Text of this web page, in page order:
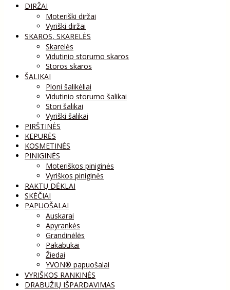
DIRŽAI
Moteriški diržai
Vyriški diržai
SKAROS, SKARELĖS
Skarelės
Vidutinio storumo skaros
Storos skaros
ŠALIKAI
Ploni šalikėliai
Vidutinio storumo šalikai
Stori šalikai
Vyriški šalikai
PIRŠTINĖS
KEPURĖS
KOSMETINĖS
PINIGINĖS
Moteriškos piniginės
Vyriškos piniginės
RAKTŲ DĖKLAI
SKĖČIAI
PAPUOŠALAI
Auskarai
Apyrankės
Grandinėlės
Pakabukai
Žiedai
YVON® papuošalai
VYRIŠKOS RANKINĖS
DRABUŽIŲ IŠPARDAVIMAS